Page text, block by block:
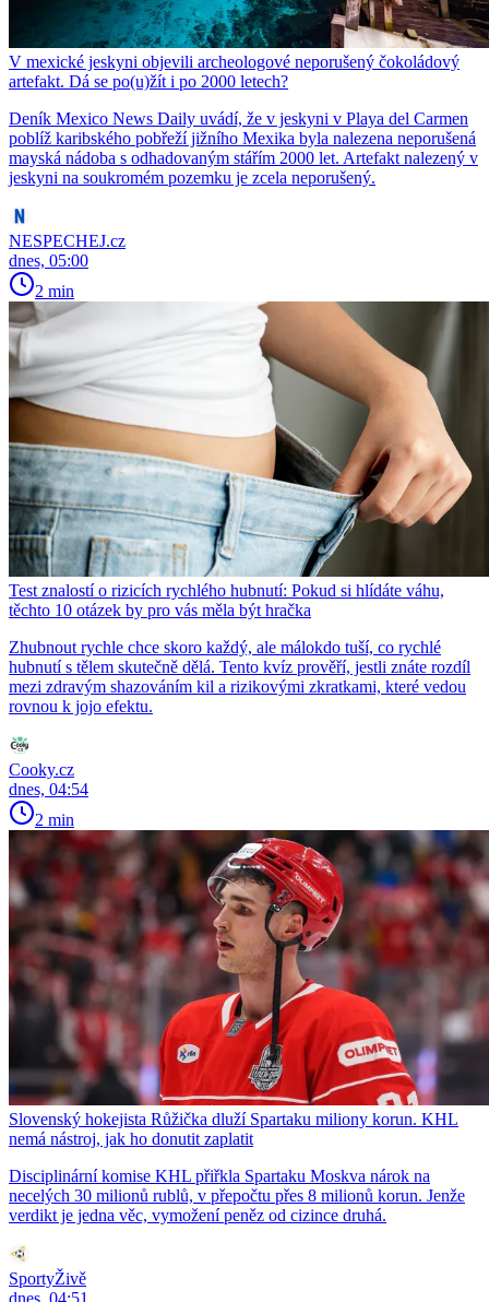
V mexické jeskyni objevili archeologové neporušený čokoládový
artefakt. Dá se po(u)žít i po 2000 letech?
Deník Mexico News Daily uvádí, že v jeskyni v Playa del Carmen
poblíž karibského pobřeží jižního Mexika byla nalezena neporušená
mayská nádoba s odhadovaným stářím 2000 let. Artefakt nalezený v
jeskyni na soukromém pozemku je zcela neporušený.
NESPECHEJ.cz
dnes, 05:00
2 min
Test znalostí o rizicích rychlého hubnutí: Pokud si hlídáte váhu,
těchto 10 otázek by pro vás měla být hračka
Zhubnout rychle chce skoro každý, ale málokdo tuší, co rychlé
hubnutí s tělem skutečně dělá. Tento kvíz prověří, jestli znáte rozdíl
mezi zdravým shazováním kil a rizikovými zkratkami, které vedou
rovnou k jojo efektu.
Cooky.cz
dnes, 04:54
2 min
Slovenský hokejista Růžička dluží Spartaku miliony korun. KHL
nemá nástroj, jak ho donutit zaplatit
Disciplinární komise KHL přiřkla Spartaku Moskva nárok na
necelých 30 milionů rublů, v přepočtu přes 8 milionů korun. Jenže
verdikt je jedna věc, vymožení peněz od cizince druhá.
SportyŽivě
dnes, 04:51